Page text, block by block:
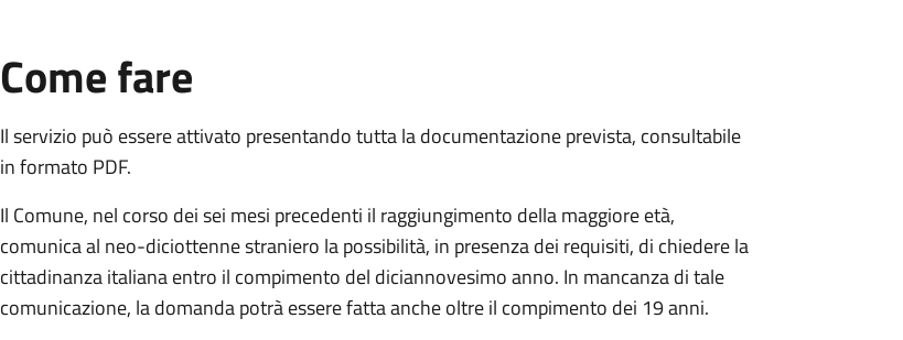
Come fare
Il servizio può essere attivato presentando tutta la documentazione prevista, consultabile
in formato PDF.
Il Comune, nel corso dei sei mesi precedenti il raggiungimento della maggiore età,
comunica al neo-diciottenne straniero la possibilità, in presenza dei requisiti, di chiedere la
cittadinanza italiana entro il compimento del diciannovesimo anno. In mancanza di tale
comunicazione, la domanda potrà essere fatta anche oltre il compimento dei 19 anni.